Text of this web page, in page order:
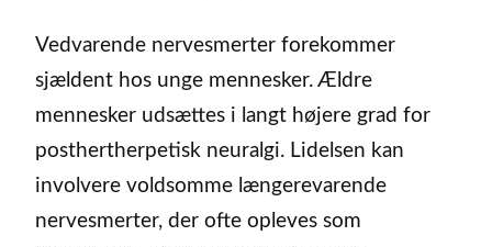
Vedvarende nervesmerter forekommer
sjældent hos unge mennesker. Ældre
mennesker udsættes i langt højere grad for
posthertherpetisk neuralgi. Lidelsen kan
involvere voldsomme længerevarende
nervesmerter, der ofte opleves som